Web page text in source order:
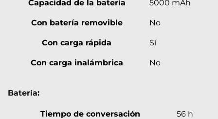
Capacidad de la batería 5000 mAh
Con batería removible No
Con carga rápida Sí
Con carga inalámbrica No
Batería:
Tiempo de conversación 56 h